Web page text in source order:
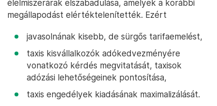
élelmiszerárak elszabadulása, amelyek a korábbi
megállapodást elértéktelenítették. Ezért
javasolnának kisebb, de sürgős tarifaemelést,
taxis kisvállalkozók adókedvezményére
vonatkozó kérdés megvitatását, taxisok
adózási lehetőségeinek pontosítása,
taxis engedélyek kiadásának maximalizálását.